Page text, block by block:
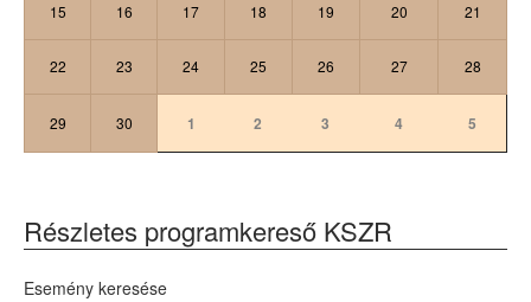
15 16 17 18 19 20 21
22 23 24 25 26 27 28
29 30 1 2 3 4 5
Részletes programkereső KSZR
Esemény keresése